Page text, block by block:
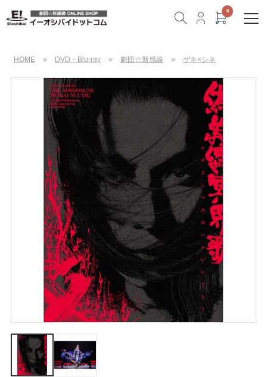
HOME » DVD・Blu-ray » 劇団☆新感線 » ゲキ×シネ